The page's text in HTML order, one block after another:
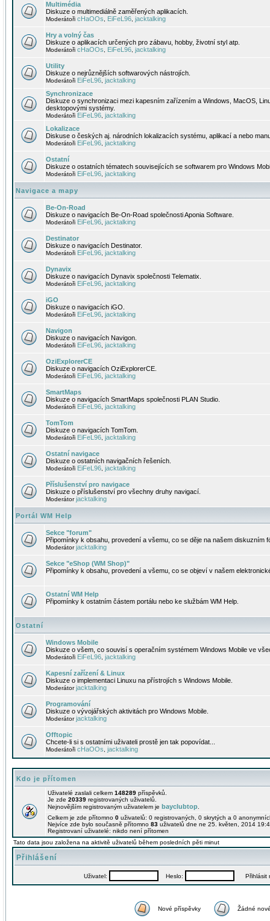
Multimédia
Diskuze o multimediálně zaměřených aplikacích.
Moderátoři cHaOOs EiFeL96 jacktalking
Hry a volný čas
Diskuze o aplikacích určených pro zábavu, hobby, životní styl atp.
Moderátoři cHaOOs EiFeL96 jacktalking
Utility
Diskuze o nejrůznějších softwarových nástrojích.
Moderátoři EiFeL96 jacktalking
Synchronizace
Diskuze o synchronizaci mezi kapesním zařízením a Windows, MacOS,
desktopovými systémy.
Moderátoři EiFeL96 jacktalking
Lokalizace
Diskuse o českých aj. národních lokalizacích systému, aplikací a nebo
Moderátoři EiFeL96 jacktalking
Ostatní
Diskuze o ostatních tématech souvisejících se softwarem pro Windows
Moderátoři EiFeL96 jacktalking
Navigace a mapy
Be-On-Road
Diskuze o navigacích Be-On-Road společnosti Aponia Software.
Moderátoři EiFeL96 jacktalking
Destinator
Diskuze o navigacích Destinator.
Moderátoři EiFeL96 jacktalking
Dynavix
Diskuze o navigacích Dynavix společnosti Telematix.
Moderátoři EiFeL96 jacktalking
iGO
Diskuze o navigacích iGO.
Moderátoři EiFeL96 jacktalking
Navigon
Diskuze o navigacích Navigon.
Moderátoři EiFeL96 jacktalking
OziExplorerCE
Diskuze o navigacích OziExplorerCE.
Moderátoři EiFeL96 jacktalking
SmartMaps
Diskuze o navigacích SmartMaps společnosti PLAN Studio.
Moderátoři EiFeL96 jacktalking
TomTom
Diskuze o navigacích TomTom.
Moderátoři EiFeL96 jacktalking
Ostatní navigace
Diskuze o ostatních navigačních řešeních.
Moderátoři EiFeL96 jacktalking
Příslušenství pro navigace
Diskuze o příslušenství pro všechny druhy navigací.
Moderátorjacktalking
Portál WM Help
Sekce "forum"
Připomínky k obsahu, provedení a všemu, co se děje na našem diskuzním
Moderátorjacktalking
Sekce "eShop (WM Shop)"
Připomínky k obsahu, provedení a všemu, co se objeví v našem
Ostatní WM Help
Připomínky k ostatním částem portálu nebo ke službám WM Help.
Ostatní
Windows Mobile
Diskuze o všem, co souvisí s operačním systémem Windows Mobile ve
Moderátoři EiFeL96 jacktalking
Kapesní zařízení & Linux
Diskuze o implementaci Linuxu na přístrojích s Windows Mobile.
Moderátorjacktalking
Programování
Diskuze o vývojářských aktivitách pro Windows Mobile.
Moderátorjacktalking
Offtopic
Chcete-li si s ostatními uživateli prostě jen tak popovídat...
Moderátoři cHaOOs jacktalking
Kdo je přítomen
Uživatelé zaslali celkem 148289 příspěvků.
Je zde 20339 registrovaných uživatelů.
Nejnovějším registrovaným uživatelem je bayclubtop
Celkem je zde přítomno 0 uživatelů: 0 registrovaných, 0 skrytých a 0
Nejvíce zde bylo současně přítomno 83 uživatelů dne ne 25. květen, 2014
Registrovaní uživatelé: nikdo není přítomen
Tato data jsou založena na aktivitě uživatelů během posledních pěti minut
Přihlášení
Uživatel: Heslo: Přihlásit
Nové příspěvky Žádné